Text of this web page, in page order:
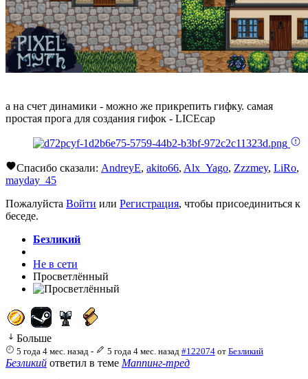
а на счет динамики - можно же прикрепить гифку. самая
простая прога для создания гифок - LICEcap
Спасибо сказали: AndreyE, akito66, Alx_Yago, Zzzmey, LiRo,
mayday_45
Пожалуйста Войти или Регистрация, чтобы присоединиться к
беседе.
Безликий
Не в сети
Просветлённый
Больше
5 года 4 мес. назад - 5 года 4 мес. назад #122074 от Безликий
Безликий ответил в теме Маппинг-тред